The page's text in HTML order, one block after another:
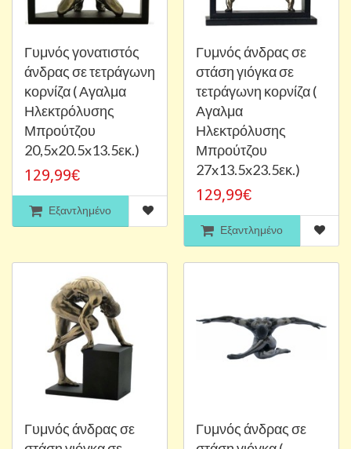
Γυμνός γονατιστός
άνδρας σε τετράγωνη
κορνίζα ( Αγαλμα
Ηλεκτρόλυσης
Μπρούτζου
20,5x20.5x13.5εκ.)
129,99€
Εξαντλημένο
Γυμνός άνδρας σε
στάση γιόγκα σε
τετράγωνη κορνίζα (
Αγαλμα
Ηλεκτρόλυσης
Μπρούτζου
27x13.5x23.5εκ.)
129,99€
Εξαντλημένο
Γυμνός άνδρας σε
Γυμνός άνδρας σε